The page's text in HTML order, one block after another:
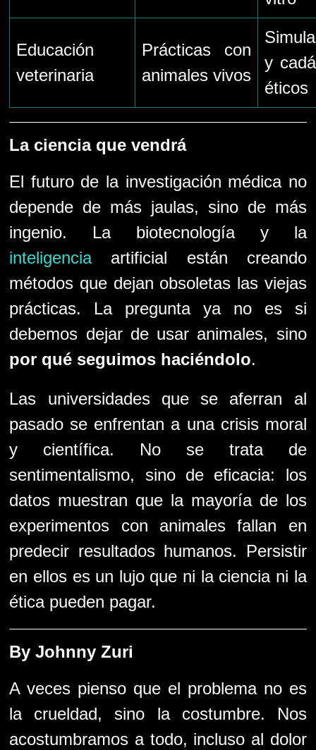
Educación
veterinaria
Prácticas con
animales vivos
y
éticos
La ciencia que vendrá
El futuro de la investigación médica no
depende de más jaulas, sino de más
ingenio. La biotecnología y la
inteligenciaartificial están creando
métodos que dejan obsoletas las viejas
prácticas. La pregunta ya no es si
debemos dejar de usar animales, sino
por qué seguimos haciéndolo.
Las universidades que se aferran al
pasado se enfrentan a una crisis moral
y científica. No se trata de
sentimentalismo, sino de eficacia: los
datos muestran que la mayoría de los
experimentos con animales fallan en
predecir resultados humanos. Persistir
en ellos es un lujo que ni la ciencia ni la
ética pueden pagar.
By Johnny Zuri
A veces pienso que el problema no es
la crueldad, sino la costumbre. Nos
acostumbramos a todo, incluso al dolor